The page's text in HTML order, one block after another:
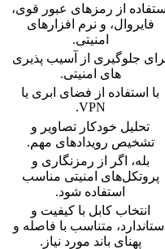
استفاده از رمزهای عبور قوی،
فایروال، و نرم افزارهای
امنیتی.
جلوگیری از آسیب پذیری
های امنیتی.
با استفاده از فضای ابری یا
VPN.
تحلیل خودکار تصاویر و
تشخیص رویدادهای مهم.
بله، اگر از رمزنگاری و
پروتکل‌های امنیتی مناسب
استفاده شود.
انتخاب کابل با کیفیت و
استاندارد، متناسب با فاصله و
پهنای باند مورد نیاز.